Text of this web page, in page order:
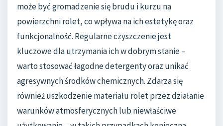
może być gromadzenie się brudu i kurzu na
powierzchni rolet, co wpływa na ich estetykę oraz
funkcjonalność. Regularne czyszczenie jest
kluczowe dla utrzymania ich w dobrym stanie –
warto stosować łagodne detergenty oraz unikać
agresywnych środków chemicznych. Zdarza się
również uszkodzenie materiału rolet przez działanie
warunków atmosferycznych lub niewłaściwe